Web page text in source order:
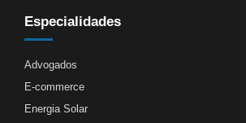
Especialidades
Advogados
E-commerce
Energia Solar